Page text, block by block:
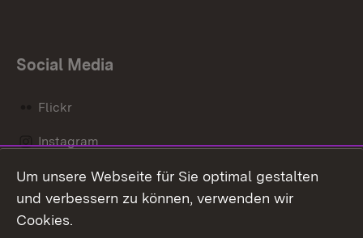
Social Media
Flickr
Instagram
Social Wall
Um unsere Webseite für Sie optimal gestalten
und verbessern zu können, verwenden wir
Cookies.